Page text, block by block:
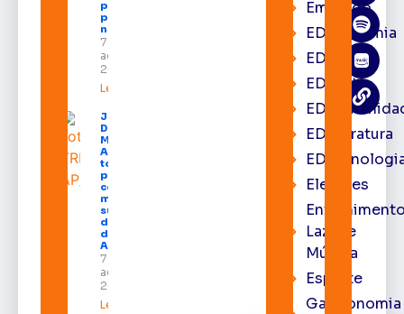
procura
por hotéis
na capital
7 de
agosto de
2026
Leia mais »
Juiz
Diego
Moura de
Araújo
toma
posse
como
membro
substituto
do Pleno
do TRE-
AP
7 de
agosto de
2026
Leia mais »
Emprego
EDacademia
EDbrasília
EDcast
EDliteratura
Eleições
Lazer e
Música
Esporte
Gastronomia